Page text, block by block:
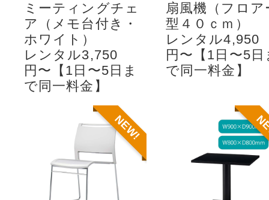
ミーティングチェ
ア（メモ台付き・
ホワイト）
レンタル3,750
円〜【1日〜5日ま
で同一料金】
扇風機（フロア
型４０ｃｍ）
レンタル4,950
円〜【1日〜5日
で同一料金】
NEW!